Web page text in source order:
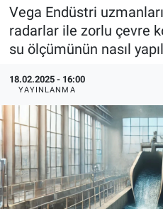
Vega Endüstri
radarlar ile zorlu çevre
su ölçümünün nasıl
18.02.2025 - 16:00
YAYINLANMA
HaberOrtak
EndüstriST
Enerjisini Üreten
Endüstri 4.0
Ağır Sanayi Çözümleri